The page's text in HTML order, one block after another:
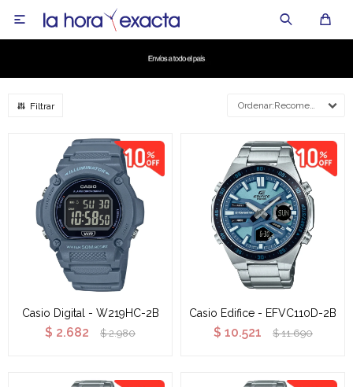

Recomendados
Casio Digital - W219HC-2B
$ 2.682 $ 2.980
Casio Edifice - EFVC110D-2B
$ 10.521 $ 11.690